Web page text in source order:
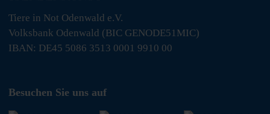
Tiere in Not Odenwald e.V.
Volksbank Odenwald (BIC GENODE51MIC)
IBAN: DE45 5086 3513 0001 9910 00
Besuchen Sie uns auf